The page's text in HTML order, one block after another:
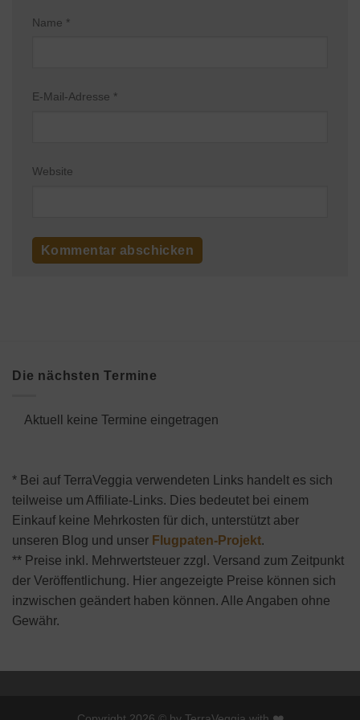
Name *
E-Mail-Adresse *
Website
Die nächsten Termine
Aktuell keine Termine eingetragen
* Bei auf TerraVeggia verwendeten Links handelt es sich
teilweise um Affiliate-Links. Dies bedeutet bei einem
Einkauf keine Mehrkosten für dich, unterstützt aber
unseren Blog und unser Flugpaten-Projekt.
** Preise inkl. Mehrwertsteuer zzgl. Versand zum Zeitpunkt
der Veröffentlichung. Hier angezeigte Preise können sich
inzwischen geändert haben können. Alle Angaben ohne
Gewähr.